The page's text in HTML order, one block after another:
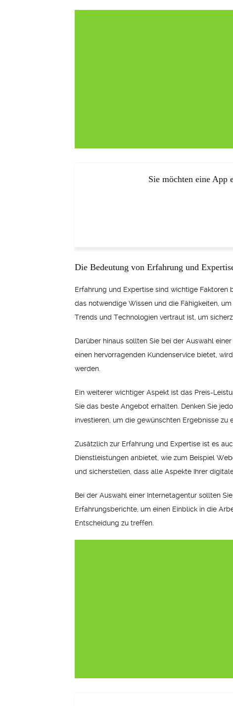
Sie möchten eine App
Die Bedeutung von Erfahrung und
Erfahrung und Expertise sind wichtige Faktoren
das notwendige Wissen und die Fähigkeiten,
Trends und Technologien vertraut ist, um
Darüber hinaus sollten Sie bei der Auswahl
einen hervorragenden Kundenservice bietet,
werden.
Ein weiterer wichtiger Aspekt ist das Preis-
Sie das beste Angebot erhalten. Denken Sie
investieren, um die gewünschten Ergebnisse zu
Zusätzlich zur Erfahrung und Expertise ist es
Dienstleistungen anbietet, wie zum Beispiel
und sicherstellen, dass alle Aspekte Ihrer
Bei der Auswahl einer Internetagentur sollten
Erfahrungsberichte, um einen Einblick in die
Entscheidung zu treffen.